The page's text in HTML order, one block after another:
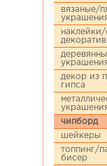
вязаные/
декор из
гипса
чипборд
шейкеры
топпинг/
бисер